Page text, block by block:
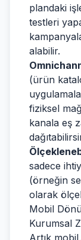
plandaki
testleri
alabilir.
(ürün
fiziksel
kanala eş
sadece
(örneğin
olarak
Mobil
Kurumsal
Artık